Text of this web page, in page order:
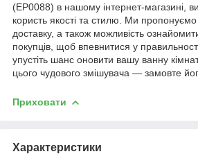
(EP0088) в нашому інтернет-магазині,
користь якості та стилю. Ми
доставку, а також можливість
покупців, щоб впевнитися у
упустіть шанс оновити вашу ванну
цього чудового змішувача — замовте
Приховати
Характеристики